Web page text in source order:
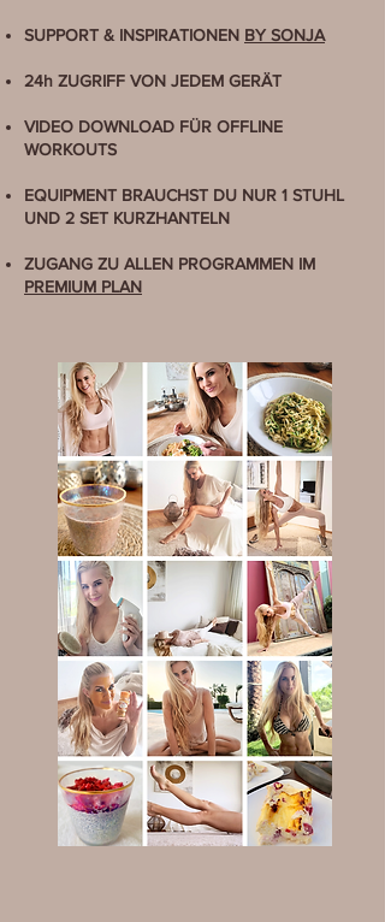
SUPPORT & INSPIRATIONEN BY SONJA
24h ZUGRIFF VON JEDEM GERÄT
VIDEO DOWNLOAD FÜR OFFLINE
WORKOUTS
EQUIPMENT BRAUCHST DU NUR 1 STUHL
UND 2 SET KURZHANTELN
ZUGANG ZU ALLEN PROGRAMMEN IM
PREMIUM PLAN